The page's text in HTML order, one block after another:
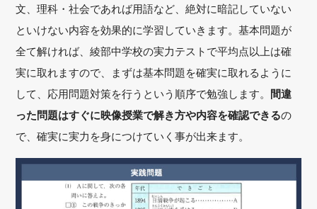
文、理科・社会であれば用語など、絶対に暗記していない
といけない内容を効果的に学習していきます。基本問題が
全て解ければ、綾部中学校の実力テストで平均点以上は確
実に取れますので、まずは基本問題を確実に取れるように
して、応用問題対策を行うという順序で勉強します。 間違
った問題はすぐに映像授業で解き方や内容を確認できるの
で、確実に実力を身につけていく事が出来ます。